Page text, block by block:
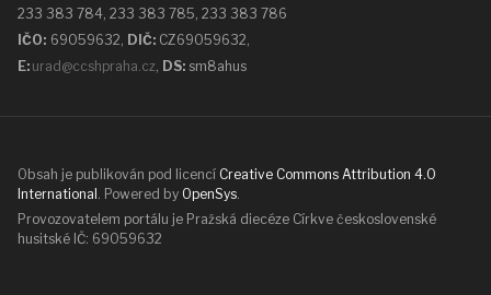
233 383 784, 233 383 785, 233 383 786
IČO: 69059632, DIČ: CZ69059632,
E: urad@ccshpraha.cz, DS: sm8ahus
Obsah je publikován pod licencí Creative Commons Attribution 4.0
International . Powered by OpenSys.
Provozovatelem portálu je Pražská diecéze Církve československé
husitské IČ: 69059632